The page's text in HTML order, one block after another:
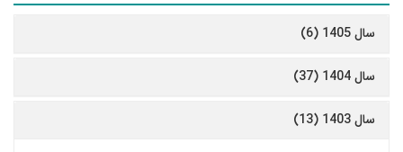
سال 1405 (6)
سال 1404 (37)
سال 1403 (13)